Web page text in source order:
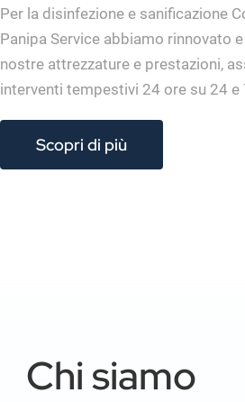
Per la disinfezione e sanificazione
Panipa Service abbiamo rinnovato
nostre attrezzature e prestazioni,
interventi tempestivi 24 ore su 24 e
Scopri di più
Chi siamo